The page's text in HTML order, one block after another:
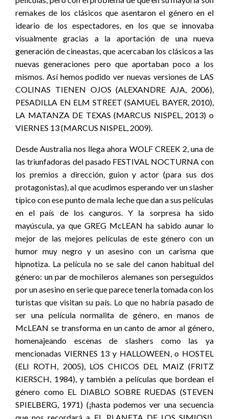
remakes de los clásicos que asentaron el género en el
ideario de los espectadores, en los que se innovaba
visualmente gracias a la aportación de una nueva
generación de cineastas, que acercaban los clásicos a las
nuevas generaciones pero que aportaban poco a los
mismos. Así hemos podido ver nuevas versiones de LAS
COLINAS TIENEN OJOS (ALEXANDRE AJA, 2006),
PESADILLA EN ELM STREET (SAMUEL BAYER, 2010),
LA MATANZA DE TEXAS (MARCUS NISPEL, 2013) o
VIERNES 13 (MARCUS NISPEL, 2009).
Desde Australia nos llega ahora WOLF CREEK 2, una de
las triunfadoras del pasado FESTIVAL NOCTURNA con
los premios a dirección, guion y actor (para sus dos
protagonistas), al que acudimos esperando ver un slasher
típico con ese punto de mala leche que dan a sus películas
en el país de los canguros. Y la sorpresa ha sido
mayúscula, ya que GREG McLEAN ha sabido aunar lo
mejor de las mejores películas de este género con un
humor muy negro y un asesino con un carisma que
hipnotiza. La película no se sale del canon habitual del
género: un par de mochileros alemanes son perseguidos
por un asesino en serie que parece tenerla tomada con los
turistas que visitan su país. Lo que no habría pasado de
ser una película normalita de género, en manos de
McLEAN se transforma en un canto de amor al género,
homenajeando escenas de slashers como las ya
mencionadas VIERNES 13 y HALLOWEEN, o HOSTEL
(ELI ROTH, 2005), LOS CHICOS DEL MAIZ (FRITZ
KIERSCH, 1984), y también a películas que bordean el
género como EL DIABLO SOBRE RUEDAS (STEVEN
SPIELBERG, 1971) (¡hasta podemos ver una secuencia